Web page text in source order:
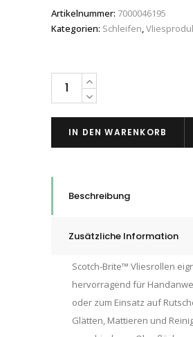
Artikelnummer: 7000046195
Kategorien: Schleifen,
Scotch-
Clean
IN DEN WARENKORB
Beschreibung
Zusätzliche Information
Scotch-Brite™ Vliesrollen
hervorragend für
oder zum Einsatz auf
Glätten, Mattieren und